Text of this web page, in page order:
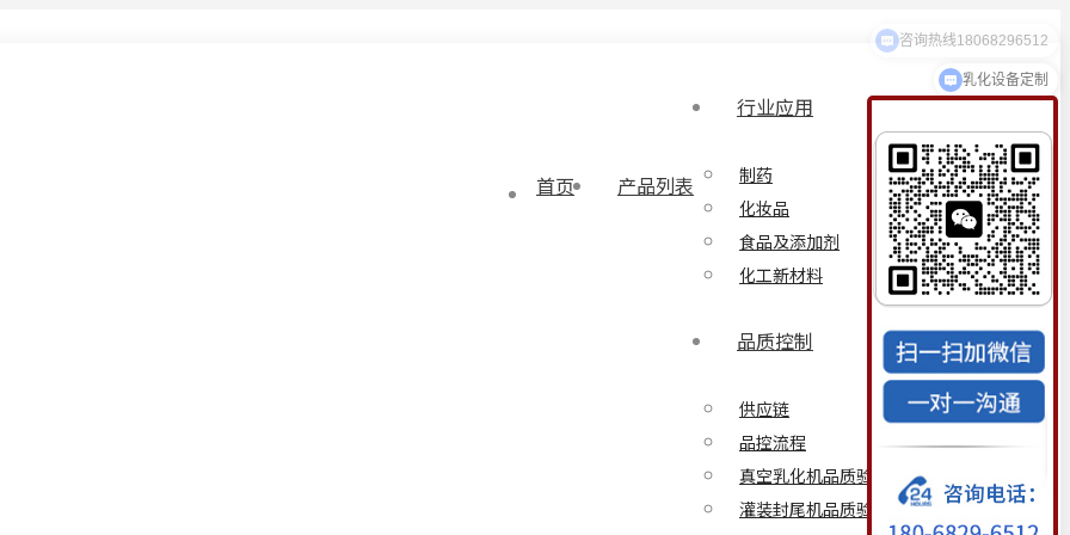
首页 产品列表
行业应用
制药
化妆品
食品及添加剂
化工新材料
品质控制
供应链
品控流程
真空乳化机品质验证方案
灌装封尾机品质验证方案
乳化设备定制